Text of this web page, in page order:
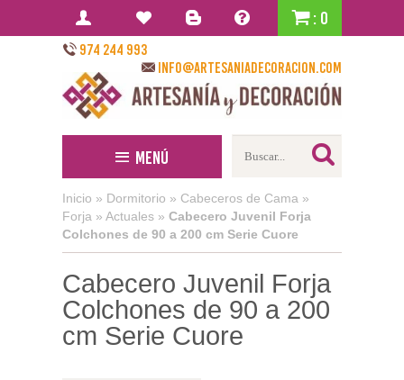
: 0
974 244 993
info@artesaniadecoracion.com
Menú
Inicio » Dormitorio » Cabeceros de Cama »
Forja » Actuales » Cabecero Juvenil Forja
Colchones de 90 a 200 cm Serie Cuore
Cabecero Juvenil Forja
Colchones de 90 a 200
cm Serie Cuore